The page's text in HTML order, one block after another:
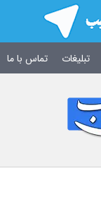
تبلیغات تماس با ما